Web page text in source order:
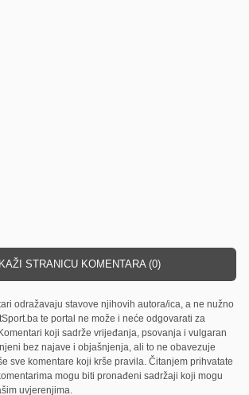
STRANICU KOMENTARA (0)
odražavaju stavove njihovih autora/ica, a ne nužno
te portal ne može i neće odgovarati za
koji sadrže vrijeđanja, psovanja i vulgaran
bez najave i objašnjenja, ali to ne obavezuje
sve komentare koji krše pravila. Čitanjem prihvatate
mogu biti pronađeni sadržaji koji mogu
uvjerenjima.